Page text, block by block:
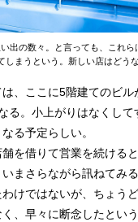
出の数々。と言っても、これ
しまうという。新しい店はどうな
、ここに5階建てのビル
る。小上がりはなくして
る予定らしい。
を借りて営業を続ける
まさらながら訊ねてみ
けではないが、ちょう
、早々に断念したという